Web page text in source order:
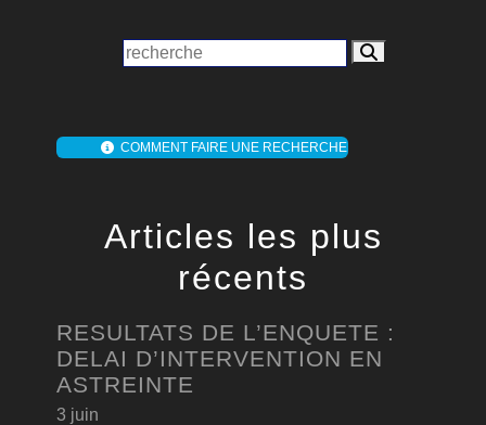
COMMENT FAIRE UNE RECHERCHE
Articles les plus
récents
RESULTATS DE L’ENQUETE :
DELAI D’INTERVENTION EN
ASTREINTE
3 juin